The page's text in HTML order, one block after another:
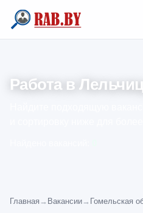
Работа в
Главная → Вакансии→ Гомельская